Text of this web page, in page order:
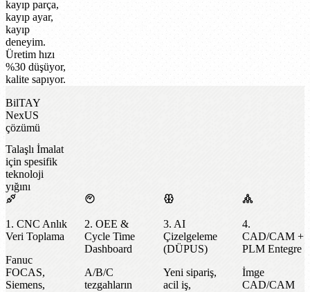
kayıp parça,
kayıp ayar,
kayıp
deneyim.
Üretim hızı
%30 düşüyor,
kalite sapıyor.
BilTAY
NexUS
çözümü
Talaşlı İmalat
için spesifik
teknoloji
yığını
1. CNC Anlık
Veri Toplama
Fanuc
FOCAS,
Siemens,
2. OEE &
Cycle Time
Dashboard
A/B/C
tezgahların
3. AI
Çizelgeleme
(DÜPUS)
Yeni sipariş,
acil iş,
4.
CAD/CAM +
PLM Entegre
İmge
CAD/CAM